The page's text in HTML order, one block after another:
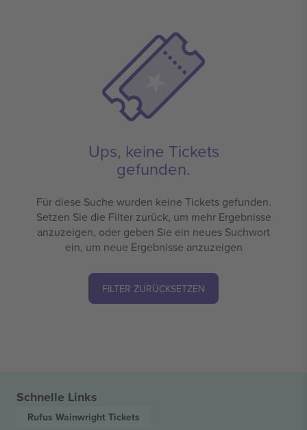
Ups, keine Tickets
gefunden.
Für diese Suche wurden keine Tickets gefunden.
Setzen Sie die Filter zurück, um mehr Ergebnisse
anzuzeigen, oder geben Sie ein neues Suchwort
ein, um neue Ergebnisse anzuzeigen
FILTER ZURÜCKSETZEN
Schnelle Links
Rufus Wainwright Tickets